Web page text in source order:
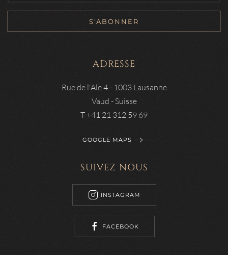
ADRESSE
Rue de l'Ale 4 - 1003 Lausanne
Vaud - Suisse
T +41 21 312 59 69
GOOGLE MAPS
SUIVEZ NOUS
INSTAGRAM
FACEBOOK